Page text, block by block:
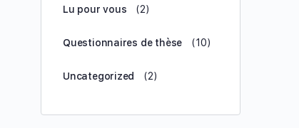
Anévrisme Aorte Abdominale
Lu pour vous (2)
Questionnaires de thèse (10)
Uncategorized (2)